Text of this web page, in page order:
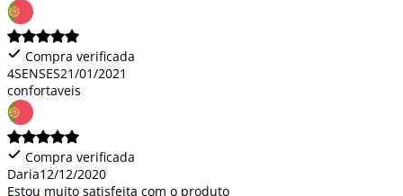
Compra verificada
4SENSES21/01/2021
confortaveis
Compra verificada
Daria12/12/2020
Estou muito satisfeita com o produto